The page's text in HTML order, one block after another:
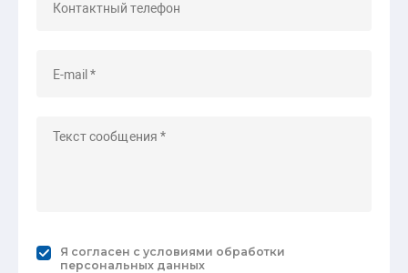
Я согласен с условиями обработки
персональных данных